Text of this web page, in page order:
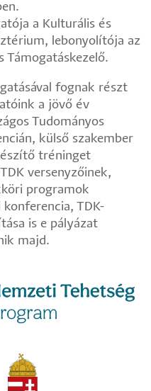
a Kulturális és
lebonyolítója az
Támogatáskezelő.
fognak részt
a jövő év
Tudományos
külső szakember
tréninget
versenyzőinek,
programok
TDK-
is e pályázat
majd.